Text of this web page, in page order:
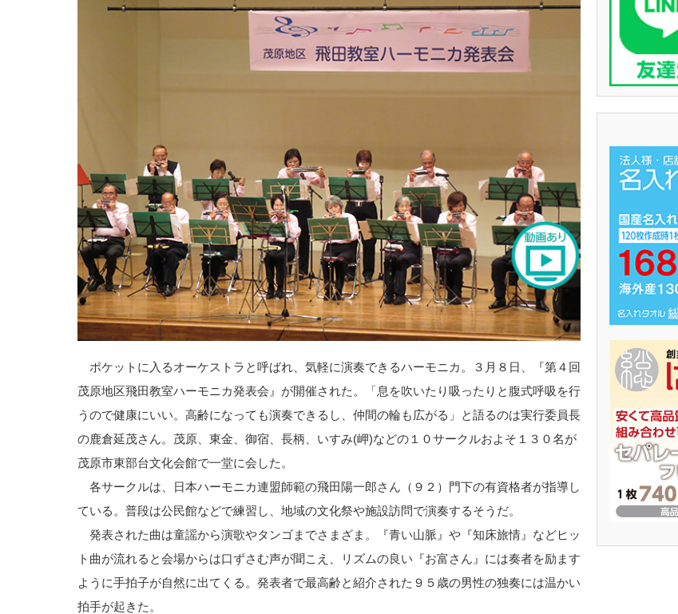
ポケットに入るオーケストラと呼ばれ、気軽に演奏できるハーモニカ。３月８日、『第４回
茂原地区飛田教室ハーモニカ発表会』が開催された。「息を吹いたり吸ったりと腹式呼吸を行
うので健康にいい。高齢になっても演奏できるし、仲間の輪も広がる」と語るのは実行委員長
の鹿倉延茂さん。茂原、東金、御宿、長柄、いすみ(岬)などの１０サークルおよそ１３０名が
茂原市東部台文化会館で一堂に会した。
各サークルは、日本ハーモニカ連盟師範の飛田陽一郎さん（９２）門下の有資格者が指導し
ている。普段は公民館などで練習し、地域の文化祭や施設訪問で演奏するそうだ。
発表された曲は童謡から演歌やタンゴまでさまざま。『青い山脈』や『知床旅情』などヒッ
ト曲が流れると会場からは口ずさむ声が聞こえ、リズムの良い『お富さん』には奏者を励ます
ように手拍子が自然に出てくる。発表者で最高齢と紹介された９５歳の男性の独奏には温かい
拍手が起きた。